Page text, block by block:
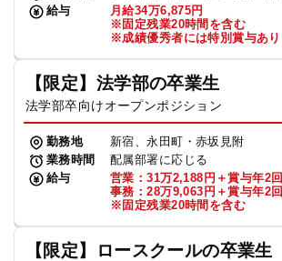
給与
月給34万6,875円
※固定残業20時間を含む
※成績優秀者には特別賞与あり
【限定】法学部の卒業生
法学部卒向けオープンポジション
勤務地
新宿、永田町・赤坂見附
業務時間
配属部署に応じる
給与
営業：31万2,188円＋賞与年2回
事務：28万9,063円＋賞与年2回
※固定残業20時間を含む
【限定】ロースクールの卒業生